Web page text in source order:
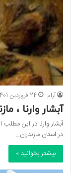
آرام 24 فروردین 1401
آبشار وارنا ،
آبشار وارنا در این
در استان مازندران…
بیشتر بخوانید »